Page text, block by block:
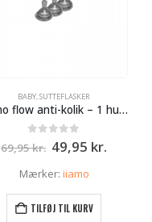
BABY,SUTTEFLASKER
Iiamo flow anti-kolik – 1 hul – mdr. 0+
ud af 5
69,95kr. Den
oprindelige
pris
69,95 kr..
49,95 kr.Den
Mærker: iiamo
TILFØJ TIL KURV